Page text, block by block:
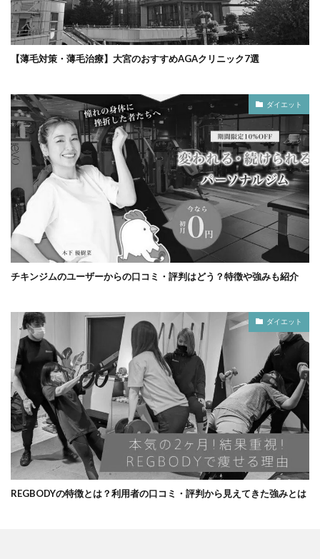
【薄毛対策・薄毛治療】大宮のおすすめAGAクリニック7選
ダイエット
チキンジムのユーザーからの口コミ・評判はどう？特徴や強みも紹介
ダイエット
REGBODYの特徴とは？利用者の口コミ・評判から見えてきた強みとは